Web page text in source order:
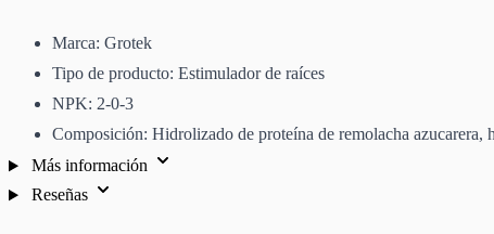
Marca: Grotek
Tipo de producto: Estimulador de raíces
NPK: 2-0-3
Composición: Hidrolizado de proteína de remolacha azucarera,
Más información
Reseñas